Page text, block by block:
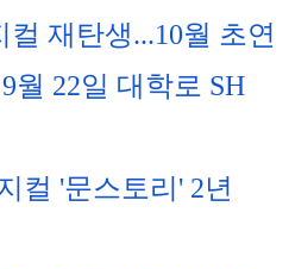
재탄생...10월 초연
월 22일 대학로 SH
컬 '문스토리' 2년